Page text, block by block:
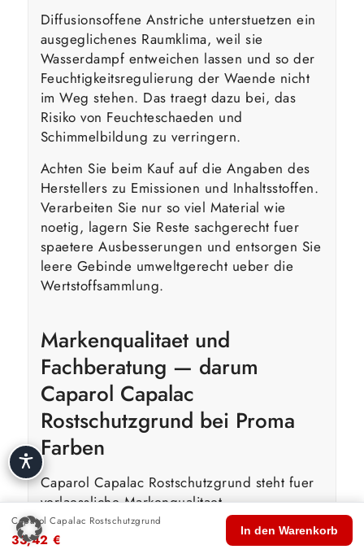
Diffusionsoffene Anstriche unterstuetzen ein
ausgeglichenes Raumklima, weil sie
Wasserdampf entweichen lassen und so der
Feuchtigkeitsregulierung der Waende nicht
im Weg stehen. Das traegt dazu bei, das
Risiko von Feuchteschaeden und
Schimmelbildung zu verringern.
Achten Sie beim Kauf auf die Angaben des
Herstellers zu Emissionen und Inhaltsstoffen.
Verarbeiten Sie nur so viel Material wie
noetig, lagern Sie Reste sachgerecht fuer
spaetere Ausbesserungen und entsorgen Sie
leere Gebinde umweltgerecht ueber die
Wertstoffsammlung.
Markenqualitaet und
Fachberatung — darum
Caparol Capalac
Rostschutzgrund bei Proma
Farben
Caparol Capalac Rostschutzgrund steht fuer
verlaessliche Markenqualitaet.
Markenprodukte bieten eine gleichbleibende
Rezeptur, reproduzierbare Farbtoene und
Caparol Capalac Rostschutzgrund
33,42 €
In den Warenkorb
🏠
Start
🛍️ 🛒
Warenkorb
👤
Konto